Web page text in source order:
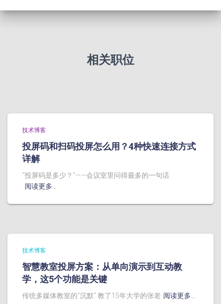
相关职位
技术博客
投屏码和扫码投屏怎么用？4种快速连接方式
详解
“投屏码是多少？”——会议室里问得最多的一句话
阅读更多…
技术博客
智慧教室投屏方案：从单向演示到互动教
学，这5个功能是关键
传统多媒体教室的”沉默” 教了15年大学的张老 阅读更多…